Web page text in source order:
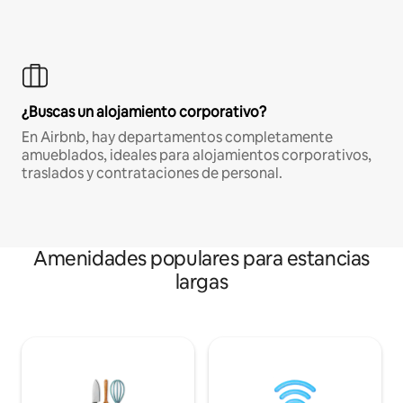
¿Buscas un alojamiento corporativo?
En Airbnb, hay departamentos completamente
amueblados, ideales para alojamientos corporativos,
traslados y contrataciones de personal.
Amenidades populares para estancias
largas